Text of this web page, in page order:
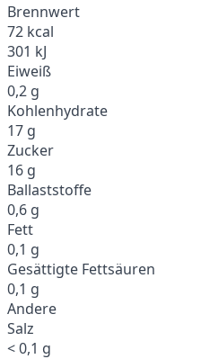
Brennwert
72 kcal
301 kJ
Eiweiß
0,2 g
Kohlenhydrate
17 g
Zucker
16 g
Ballaststoffe
0,6 g
Fett
0,1 g
Gesättigte Fettsäuren
0,1 g
Andere
Salz
< 0,1 g